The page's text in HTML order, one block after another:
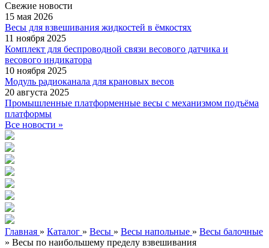
Свежие новости
15 мая 2026
Весы для взвешивания жидкостей в ёмкостях
11 ноября 2025
Комплект для беспроводной связи весового датчика и
весового индикатора
10 ноября 2025
Модуль радиоканала для крановых весов
20 августа 2025
Промышленные платформенные весы с механизмом подъёма
платформы
Все новости »
Главная » Каталог » Весы » Весы напольные » Весы балочные
» Весы по наибольшему пределу взвешивания